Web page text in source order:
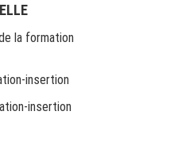
la formation
insertion
insertion